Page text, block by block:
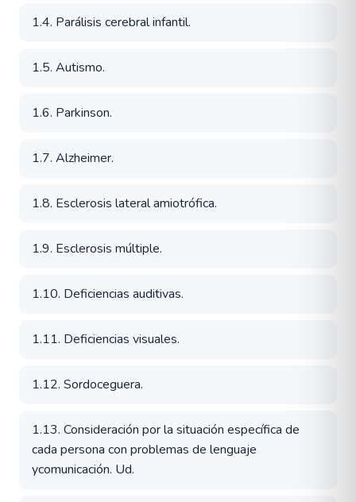
1.4. Parálisis cerebral infantil.
1.5. Autismo.
1.6. Parkinson.
1.7. Alzheimer.
1.8. Esclerosis lateral amiotrófica.
1.9. Esclerosis múltiple.
1.10. Deficiencias auditivas.
1.11. Deficiencias visuales.
1.12. Sordoceguera.
1.13. Consideración por la situación específica de
cada persona con problemas de lenguaje
ycomunicación. Ud.